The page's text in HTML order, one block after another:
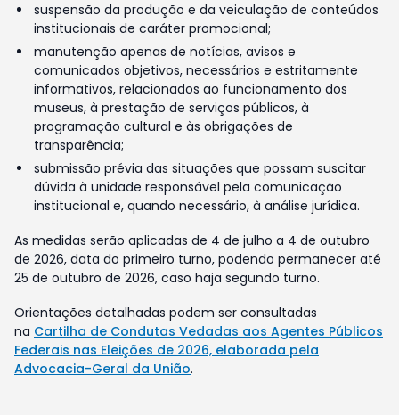
suspensão da produção e da veiculação de conteúdos
institucionais de caráter promocional;
manutenção apenas de notícias, avisos e
comunicados objetivos, necessários e estritamente
informativos, relacionados ao funcionamento dos
museus, à prestação de serviços públicos, à
programação cultural e às obrigações de
transparência;
submissão prévia das situações que possam suscitar
dúvida à unidade responsável pela comunicação
institucional e, quando necessário, à análise jurídica.
As medidas serão aplicadas de 4 de julho a 4 de outubro
de 2026, data do primeiro turno, podendo permanecer até
25 de outubro de 2026, caso haja segundo turno.
Orientações detalhadas podem ser consultadas
na Cartilha de Condutas Vedadas aos Agentes Públicos
Federais nas Eleições de 2026, elaborada pela
Advocacia-Geral da União.